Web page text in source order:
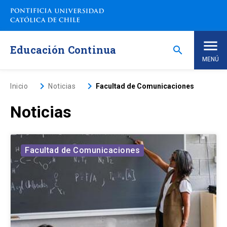
Saltar
contenido
Educación Continua search
MENÚ
Inicio
Nosotros
Programas de Estudio keyboard_arrow_down
Programas Corporativos
Inicio keyboard_arrow_rightNoticias keyboard_arrow_right Facultad de Comunicaciones
Noticias
Facultad de Comunicaciones